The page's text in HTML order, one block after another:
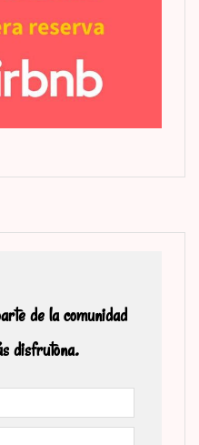
de la comunidad
disfrutona.